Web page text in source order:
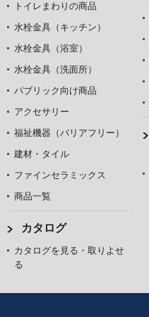
トイレまわりの商品
水栓金具（キッチン）
水栓金具（浴室）
水栓金具（洗面所）
パブリック向け商品
アクセサリー
福祉機器（バリアフリー）
建材・タイル
ファインセラミックス
商品一覧
カタログ
カタログを見る・取りよせ
る